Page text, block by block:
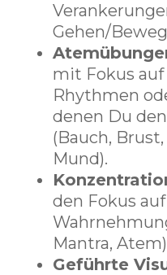
Gehen/
mit Fokus
Rhythmen
denen Du
(Bauch,
Mund).
den Fokus
Mantra,
Geführte